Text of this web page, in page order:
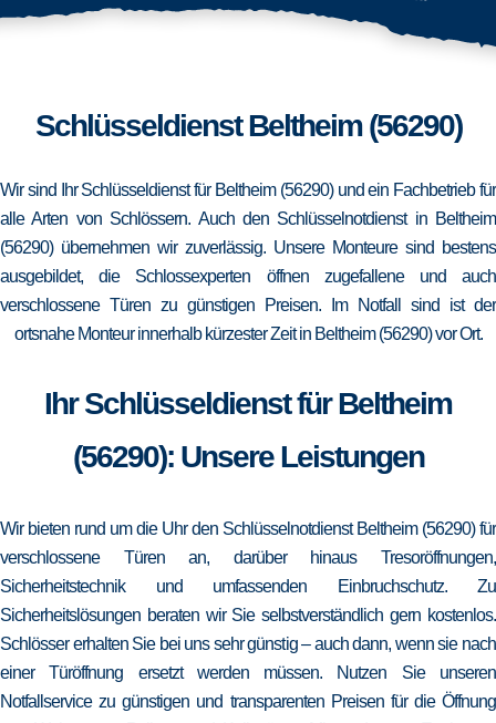
Schlüsseldienst Beltheim (56290)
Wir sind Ihr Schlüsseldienst für Beltheim (56290) und ein Fachbetrieb für
alle Arten von Schlössern. Auch den Schlüsselnotdienst in Beltheim
(56290) übernehmen wir zuverlässig. Unsere Monteure sind bestens
ausgebildet, die Schlossexperten öffnen zugefallene und auch
verschlossene Türen zu günstigen Preisen. Im Notfall sind ist der
ortsnahe Monteur innerhalb kürzester Zeit in Beltheim (56290) vor Ort.
Ihr Schlüsseldienst für Beltheim
(56290): Unsere Leistungen
Wir bieten rund um die Uhr den Schlüsselnotdienst Beltheim (56290) für
verschlossene Türen an, darüber hinaus Tresoröffnungen,
Sicherheitstechnik und umfassenden Einbruchschutz. Zu
Sicherheitslösungen beraten wir Sie selbstverständlich gern kostenlos.
Schlösser erhalten Sie bei uns sehr günstig – auch dann, wenn sie nach
einer Türöffnung ersetzt werden müssen. Nutzen Sie unseren
Notfallservice zu günstigen und transparenten Preisen für die Öffnung